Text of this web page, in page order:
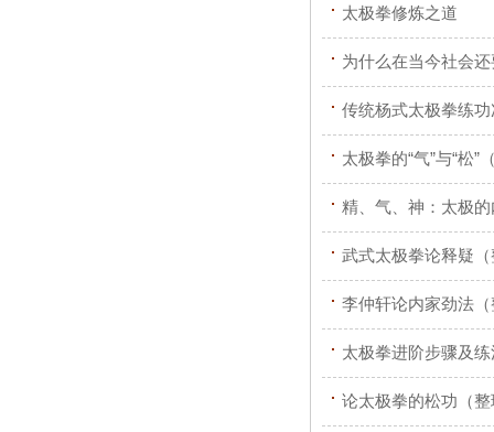
太极拳修炼之道
为什么在当今社会
传统杨式太极拳练
太极拳的“气”与“松”
精、气、神：太极
武式太极拳论释疑
李仲轩论内家劲法
太极拳进阶步骤及
论太极拳的松功（